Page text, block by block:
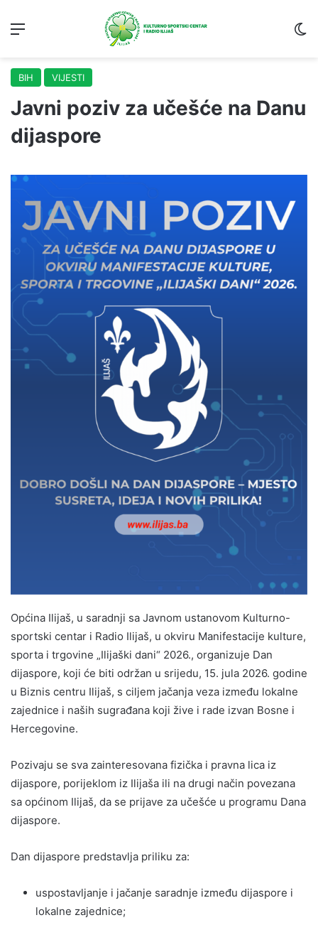
BIH VIJESTI
Javni poziv za učešće na Danu
dijaspore
Općina Ilijaš, u saradnji sa Javnom ustanovom Kulturno-
sportski centar i Radio Ilijaš, u okviru Manifestacije kulture,
sporta i trgovine „Ilijaški dani“ 2026., organizuje Dan
dijaspore, koji će biti održan u srijedu, 15. jula 2026. godine
u Biznis centru Ilijaš, s ciljem jačanja veza između lokalne
zajednice i naših sugrađana koji žive i rade izvan Bosne i
Hercegovine.
Pozivaju se sva zainteresovana fizička i pravna lica iz
dijaspore, porijeklom iz Ilijaša ili na drugi način povezana
sa općinom Ilijaš, da se prijave za učešće u programu Dana
dijaspore.
Dan dijaspore predstavlja priliku za:
uspostavljanje i jačanje saradnje između dijaspore i
lokalne zajednice;